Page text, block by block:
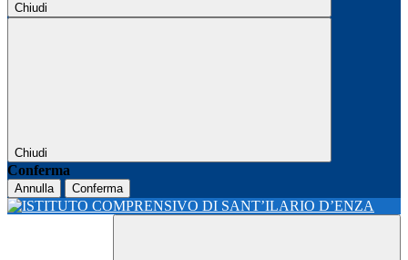
Chiudi
Chiudi
Conferma
Annulla Conferma